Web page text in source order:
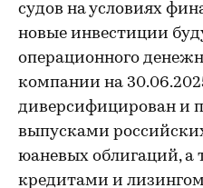
судов на условиях
новые инвестиции
операционного
компании на
диверсифицирован и
выпусками
юаневых облигаций, а
кредитами и